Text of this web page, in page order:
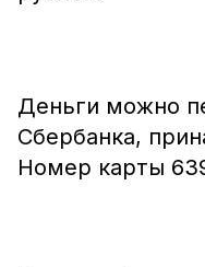
Деньги можно
Сбербанка,
Номер карты